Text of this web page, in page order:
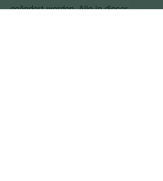
geändert werden. Alle in dieser